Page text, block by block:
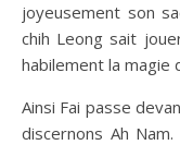
joyeusement son
chih Leong sait
habilement la magie
Ainsi Fai passe
discernons Ah